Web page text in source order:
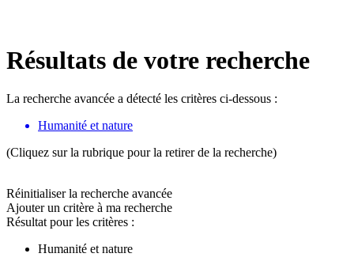
Résultats de votre recherche
La recherche avancée a détecté les critères ci-dessous :
Humanité et nature
(Cliquez sur la rubrique pour la retirer de la recherche)
Réinitialiser la recherche avancée
Ajouter un critère à ma recherche
Résultat pour les critères :
Humanité et nature